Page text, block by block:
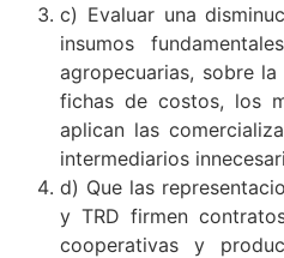
c) Evaluar una
insumos
agropecuarias, sobre
fichas de costos, los
aplican las
intermediarios
d) Que las
y TRD firmen
cooperativas y